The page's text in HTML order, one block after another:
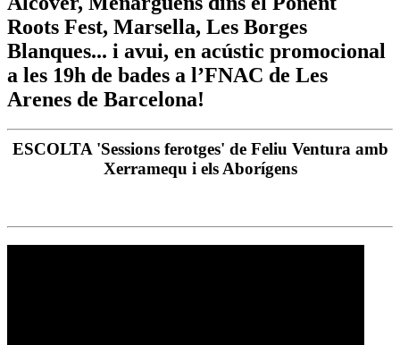
Roots Fest, Marsella, Les Borges
Blanques... i avui, en acústic promocional
a les 19h de bades a l’FNAC de Les
Arenes de Barcelona!
ESCOLTA 'Sessions ferotges' de Feliu Ventura amb
Xerramequ i els Aborígens